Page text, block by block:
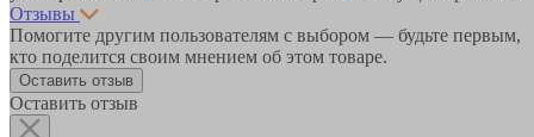
Отзывы
Помогите другим пользователям с выбором — будьте первым,
кто поделится своим мнением об этом товаре.
Оставить отзыв
Оставить отзыв